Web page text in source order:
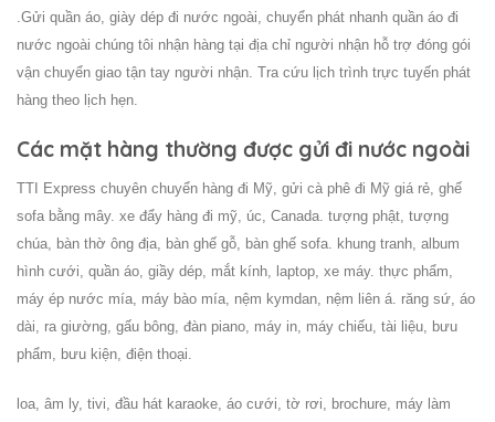
.Gửi quần áo, giày dép đi nước ngoài, chuyển phát nhanh quần áo đi
nước ngoài chúng tôi nhận hàng tại địa chỉ người nhận hỗ trợ đóng gói
vận chuyển giao tận tay người nhận. Tra cứu lịch trình trực tuyến phát
hàng theo lịch hẹn.
Các mặt hàng thường được gửi đi nước ngoài
TTI Express chuyên chuyển hàng đi Mỹ, gửi cà phê đi Mỹ giá rẻ, ghế
sofa bằng mây. xe đẩy hàng đi mỹ, úc, Canada. tượng phật, tượng
chúa, bàn thờ ông địa, bàn ghế gỗ, bàn ghế sofa. khung tranh, album
hình cưới, quần áo, giầy dép, mắt kính, laptop, xe máy. thực phẩm,
máy ép nước mía, máy bào mía, nệm kymdan, nệm liên á. răng sứ, áo
dài, ra giường, gấu bông, đàn piano, máy in, máy chiếu, tài liệu, bưu
phẩm, bưu kiện, điện thoại.
loa, âm ly, tivi, đầu hát karaoke, áo cưới, tờ rơi, brochure, máy làm